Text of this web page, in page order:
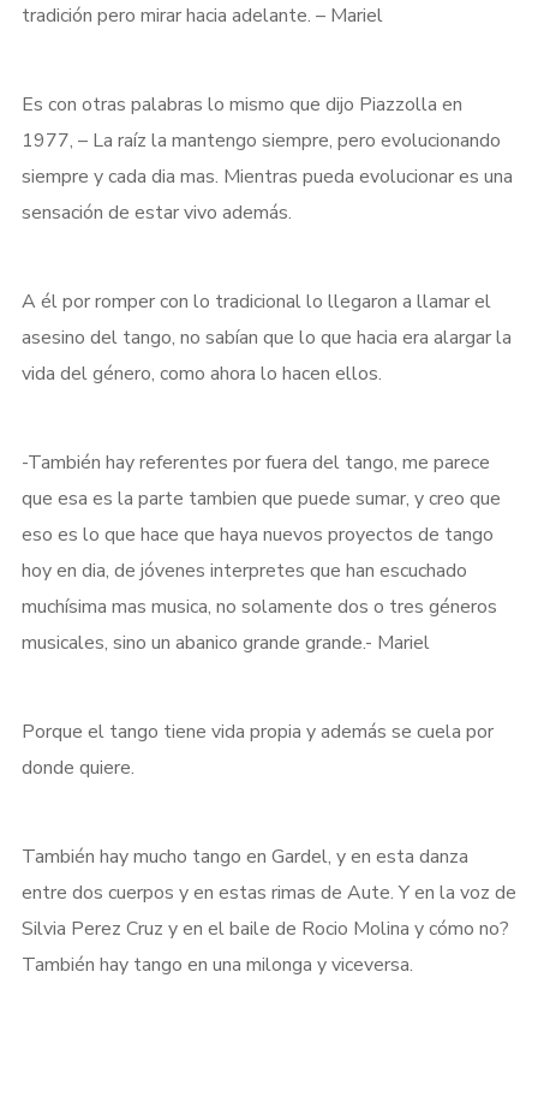
tradición pero mirar hacia adelante. – Mariel
Es con otras palabras lo mismo que dijo Piazzolla en
1977, – La raíz la mantengo siempre, pero evolucionando
siempre y cada dia mas. Mientras pueda evolucionar es una
sensación de estar vivo además.
A él por romper con lo tradicional lo llegaron a llamar el
asesino del tango, no sabían que lo que hacia era alargar la
vida del género, como ahora lo hacen ellos.
-También hay referentes por fuera del tango, me parece
que esa es la parte tambien que puede sumar, y creo que
eso es lo que hace que haya nuevos proyectos de tango
hoy en dia, de jóvenes interpretes que han escuchado
muchísima mas musica, no solamente dos o tres géneros
musicales, sino un abanico grande grande.- Mariel
Porque el tango tiene vida propia y además se cuela por
donde quiere.
También hay mucho tango en Gardel, y en esta danza
entre dos cuerpos y en estas rimas de Aute. Y en la voz de
Silvia Perez Cruz y en el baile de Rocio Molina y cómo no?
También hay tango en una milonga y viceversa.